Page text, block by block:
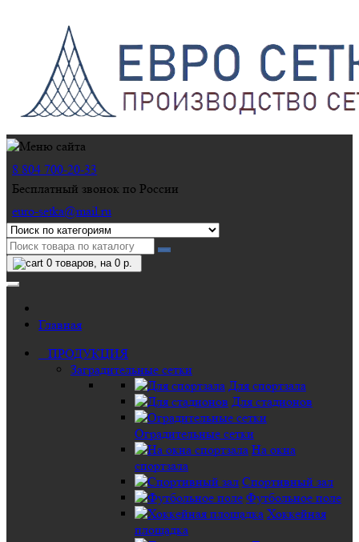
8 804 700-20-33
Бесплатный звонок по России
euro-setka@mail.ru
0 товаров, на 0 р.
Главная
ПРОДУКЦИЯ
Заградительные сетки
Для спортзала
Для стадионов
Оградительные сетки
На окна
спортзала
Спортивный зал
Футбольное поле
Хоккейная
площадка